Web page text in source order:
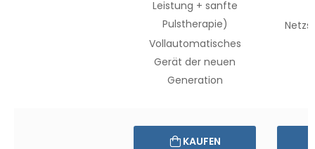
Leistung + sanfte
Pulstherapie)
Vollautomatisches
Gerät der neuen
Generation
KAUFEN